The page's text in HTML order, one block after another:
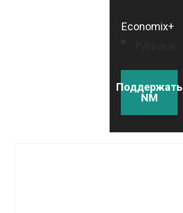
Economix+
Поддержать
NM